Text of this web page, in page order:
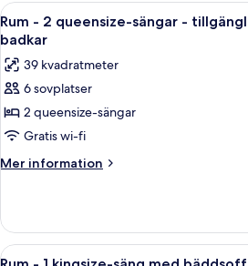
1
kingsize-
Öppna
alla
foton
för
Rum
-
2
queensize-
tillgänglighetsanpassat
Ett
8
Rum - 2 queensize-sängar -
badkar
39 kvadratmeter
6 sovplatser
2 queensize-sängar
Gratis wi-fi
Mer information
Mer
-
queensize-
Öppna
Ett
9